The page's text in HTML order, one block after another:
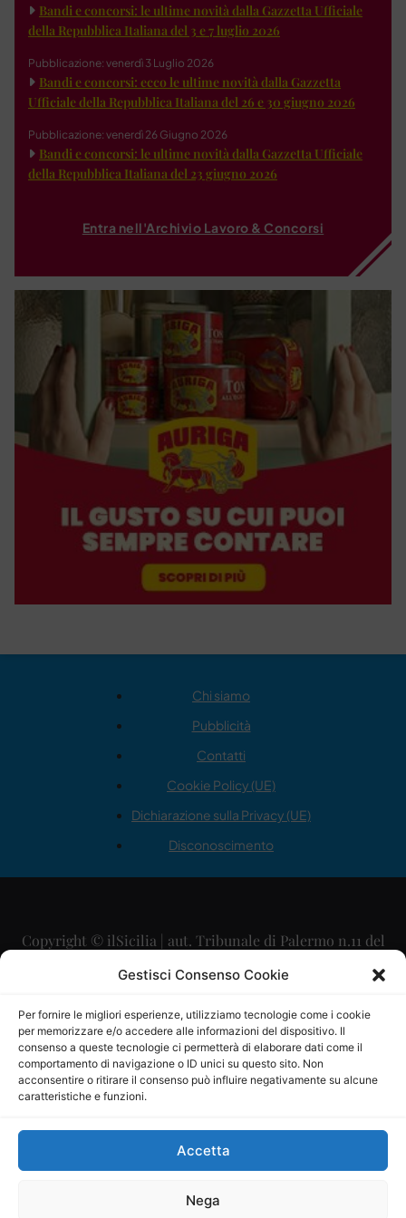
Gestisci Consenso Cookie
Per fornire le migliori esperienze, utilizziamo tecnologie come i cookie
per memorizzare e/o accedere alle informazioni del dispositivo. Il
consenso a queste tecnologie ci permetterà di elaborare dati come il
comportamento di navigazione o ID unici su questo sito. Non
acconsentire o ritirare il consenso può influire negativamente su alcune
caratteristiche e funzioni.
Accetta
Nega
Bandi e concorsi: le ultime novità dalla Gazzetta Ufficiale
della Repubblica Italiana del 3 e 7 luglio 2026
Pubblicazione: venerdì 3 Luglio 2026
Bandi e concorsi: ecco le ultime novità dalla Gazzetta
Ufficiale della Repubblica Italiana del 26 e 30 giugno 2026
Pubblicazione: venerdì 26 Giugno 2026
Bandi e concorsi: le ultime novità dalla Gazzetta Ufficiale
della Repubblica Italiana del 23 giugno 2026
Entra nell'Archivio Lavoro & Concorsi
Chi siamo
Pubblicità
Contatti
Cookie Policy (UE)
Dichiarazione sulla Privacy (UE)
Disconoscimento
Copyright © ilSicilia | aut. Tribunale di Palermo n.11 del
29/09/2015
Direttore Editoriale: Maurizio Scaglione
Direttore Responsabile: Maria Calabrese
P.IVA: 06334930820
Mercurio Comunicazione Società Cooperativa a r.l. è
iscritta al Registro degli Operatori di Comunicazione al